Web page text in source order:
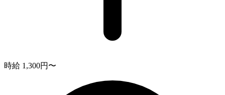
時給 1,300円〜